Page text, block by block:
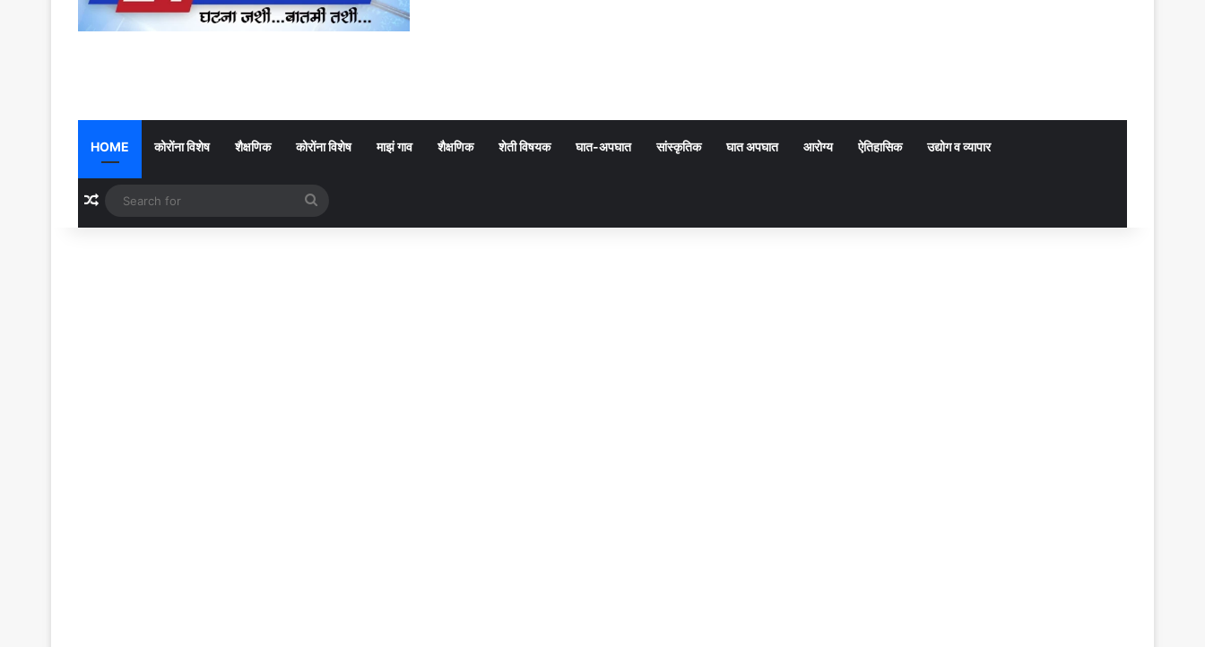
HOME कोरोंना विशेष शैक्षणिक कोरोंना विशेष माझं गाव शैक्षणिक शेती विषयक घात-अपघात सांस्कृतिक घात अपघात आरोग्य ऐतिहासिक उद्योग व व्यापार
Random Article
for